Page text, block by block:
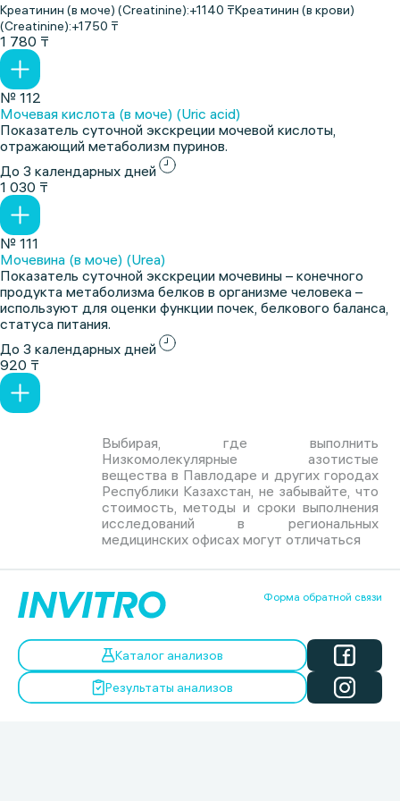
Креатинин (в моче) (Creatinine):+1140 ₸Креатинин (в крови)
(Creatinine):+1750 ₸
1 780 ₸
№ 112
Мочевая кислота (в моче) (Uric acid)
Показатель суточной экскреции мочевой кислоты,
отражающий метаболизм пуринов.
До 3 календарных дней
1 030 ₸
№ 111
Мочевина (в моче) (Urea)
Показатель суточной экскреции мочевины – конечного
продукта метаболизма белков в организме человека –
используют для оценки функции почек, белкового баланса,
статуса питания.
До 3 календарных дней
920 ₸
Выбирая, где выполнить
Низкомолекулярные азотистые
вещества в Павлодаре и других городах
Республики Казахстан, не забывайте, что
стоимость, методы и сроки выполнения
исследований в региональных
медицинских офисах могут отличаться
Форма обратной связи
Каталог анализов
Результаты анализов